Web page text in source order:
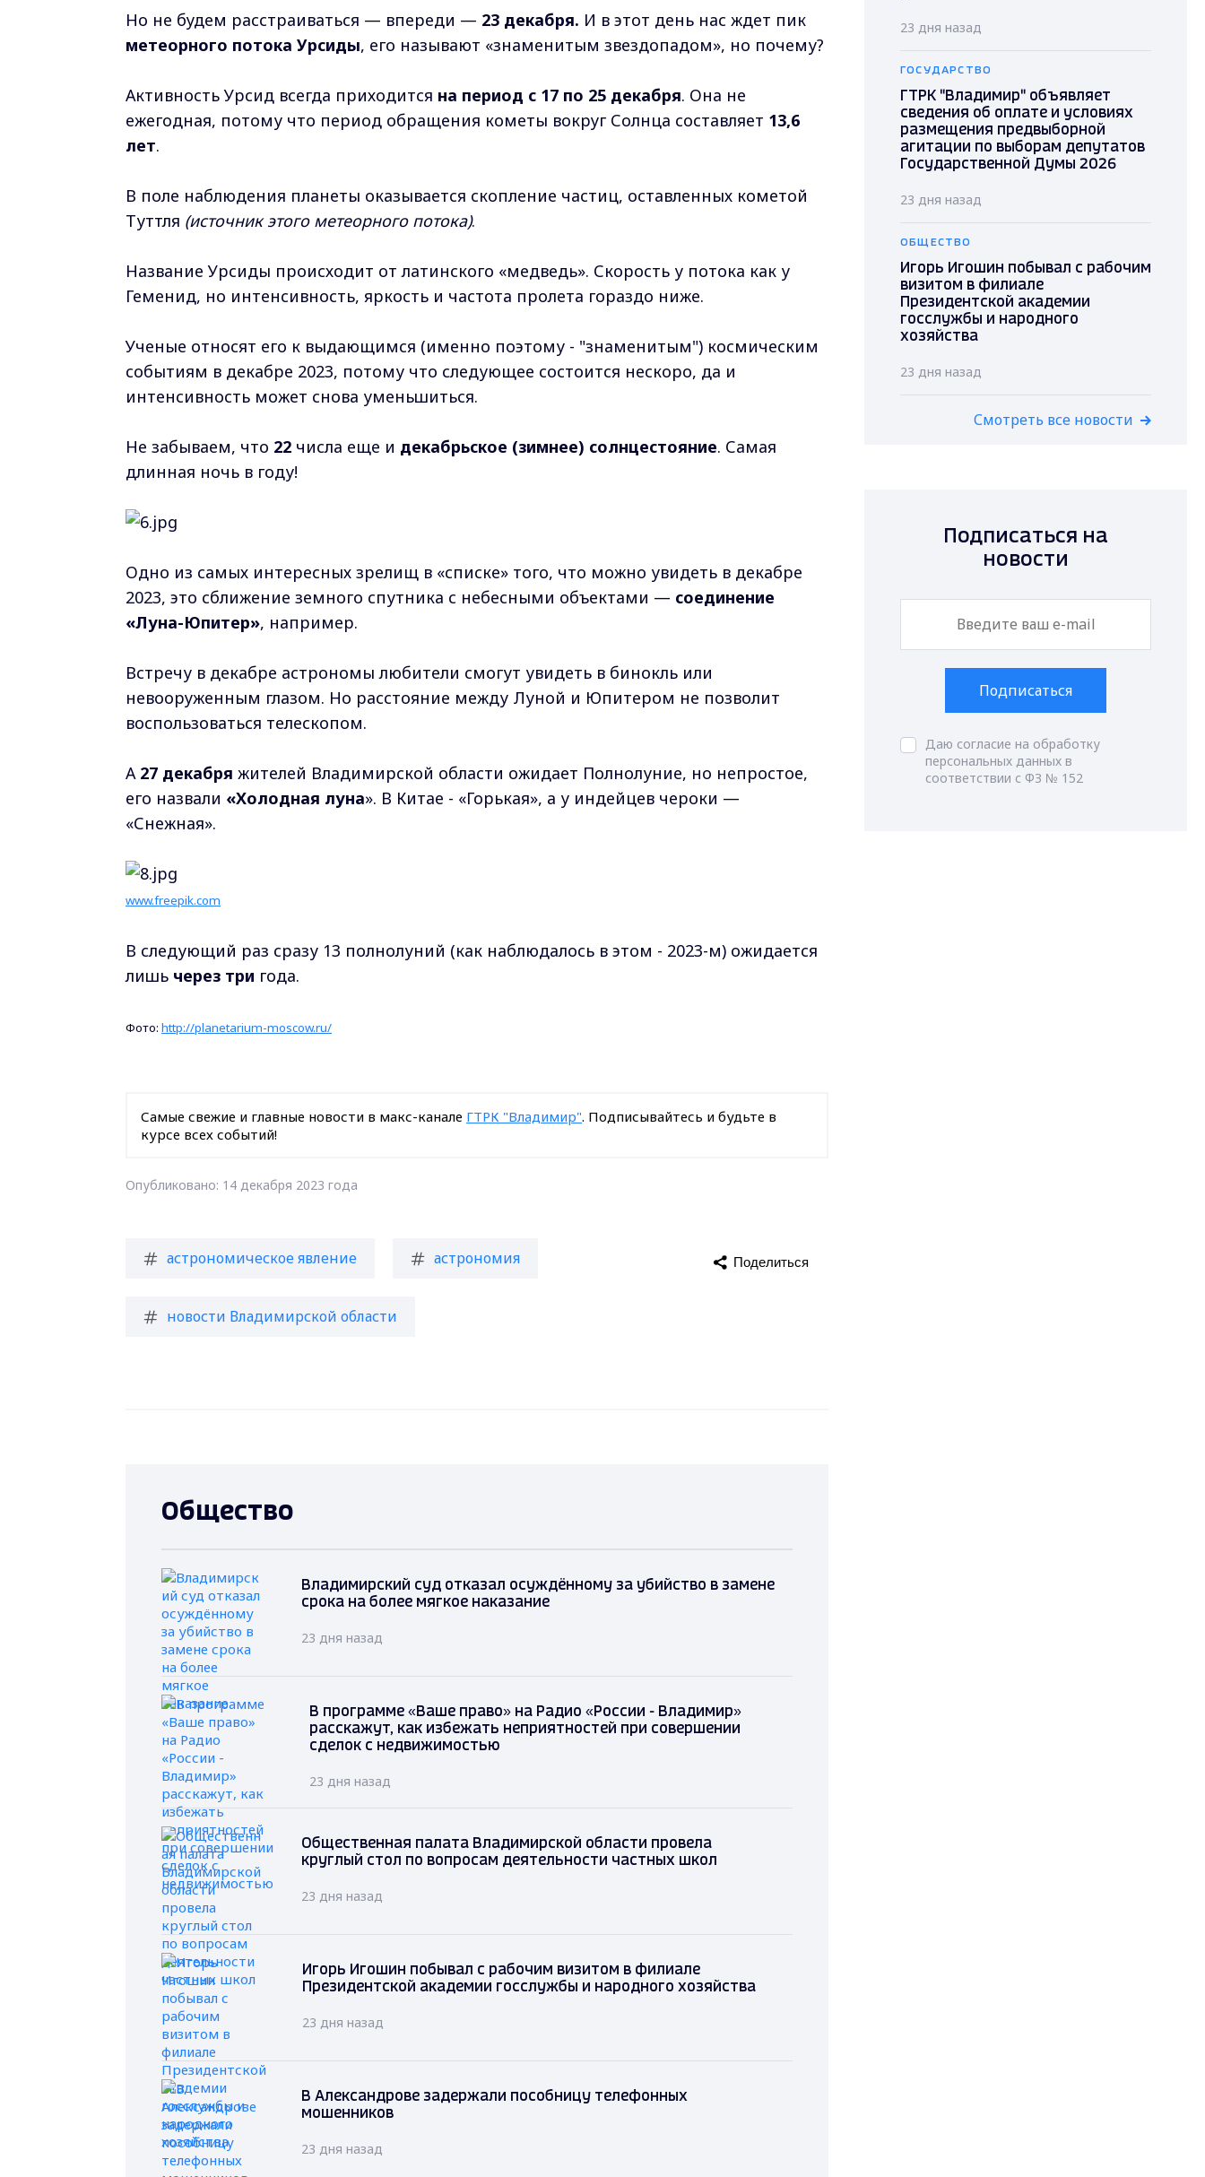
Но не будем расстраиваться — впереди — 23 декабря. И в этот день нас ждет пик
метеорного потока Урсиды, его называют «знаменитым звездопадом», но почему?
Активность Урсид всегда приходится на период с 17 по 25 декабря. Она не
ежегодная, потому что период обращения кометы вокруг Солнца составляет 13,6
лет.
В поле наблюдения планеты оказывается скопление частиц, оставленных кометой
Туттля (источник этого метеорного потока).
Название Урсиды происходит от латинского «медведь». Скорость у потока как у
Геменид, но интенсивность, яркость и частота пролета гораздо ниже.
Ученые относят его к выдающимся (именно поэтому - "знаменитым") космическим
событиям в декабре 2023, потому что следующее состоится нескоро, да и
интенсивность может снова уменьшиться.
Не забываем, что 22 числа еще и декабрьское (зимнее) солнцестояние. Самая
длинная ночь в году!
Одно из самых интересных зрелищ в «списке» того, что можно увидеть в декабре
2023, это сближение земного спутника с небесными объектами — соединение
«Луна-Юпитер», например.
Встречу в декабре астрономы любители смогут увидеть в бинокль или
невооруженным глазом. Но расстояние между Луной и Юпитером не позволит
воспользоваться телескопом.
А 27 декабря жителей Владимирской области ожидает Полнолуние, но непростое,
его назвали «Холодная луна». В Китае - «Горькая», а у индейцев чероки —
«Снежная».
www.freepik.com
В следующий раз сразу 13 полнолуний (как наблюдалось в этом - 2023-м) ожидается
лишь через три года.
Фото: http://planetarium-moscow.ru/
Самые свежие и главные новости в макс-канале ГТРК "Владимир". Подписывайтесь и будьте в
курсе всех событий!
Опубликовано: 14 декабря 2023 года
астрономическое явление астрономия
новости Владимирской области
Поделиться
Общество
Владимирский суд отказал осуждённому за убийство в замене
срока на более мягкое наказание
23 дня назад
В программе «Ваше право» на Радио «России - Владимир»
расскажут, как избежать неприятностей при совершении
сделок с недвижимостью
23 дня назад
Общественная палата Владимирской области провела
круглый стол по вопросам деятельности частных школ
23 дня назад
Игорь Игошин побывал с рабочим визитом в филиале
Президентской академии госслужбы и народного хозяйства
23 дня назад
В Александрове задержали пособницу телефонных
мошенников
23 дня назад
23 дня назад
ГОСУДАРСТВО
ГТРК "Владимир" объявляет
сведения об оплате и условиях
размещения предвыборной
агитации по выборам депутатов
Государственной Думы 2026
23 дня назад
ОБЩЕСТВО
Игорь Игошин побывал с рабочим
визитом в филиале
Президентской академии
госслужбы и народного
хозяйства
23 дня назад
Смотреть все новости
Подписаться на
новости
Подписаться
Даю согласие на обработку
персональных данных в
соответствии с ФЗ № 152